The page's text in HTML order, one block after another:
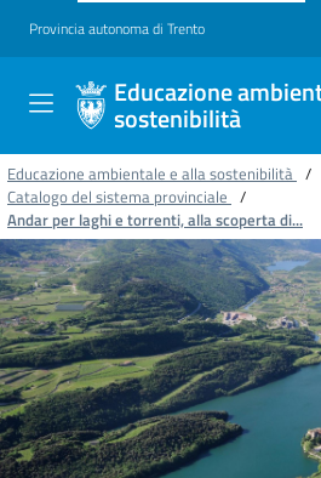
Provincia autonoma di Trento
Educazione
sostenibilità
Educazione ambientale e alla sostenibilità /
Catalogo del sistema provinciale /
Andar per laghi e torrenti, alla scoperta di...